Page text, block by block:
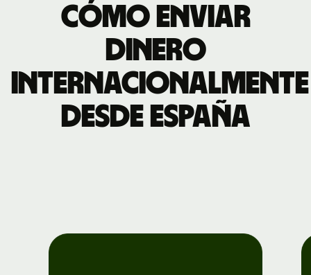
Cómo enviar
dinero
internacionalmente
desde España